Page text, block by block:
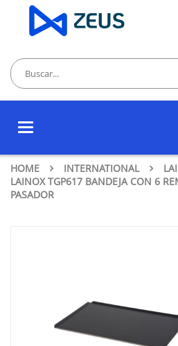
Toggle
HOME INTERNATIONAL
LAINOX TGP617 BANDEJA CON 6
PASADOR